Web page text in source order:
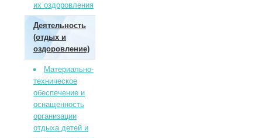
их оздоровления
Деятельность
(отдых и
оздоровление)
Материально-
техническое
обеспечение и
оснащенность
организации
отдыха детей и